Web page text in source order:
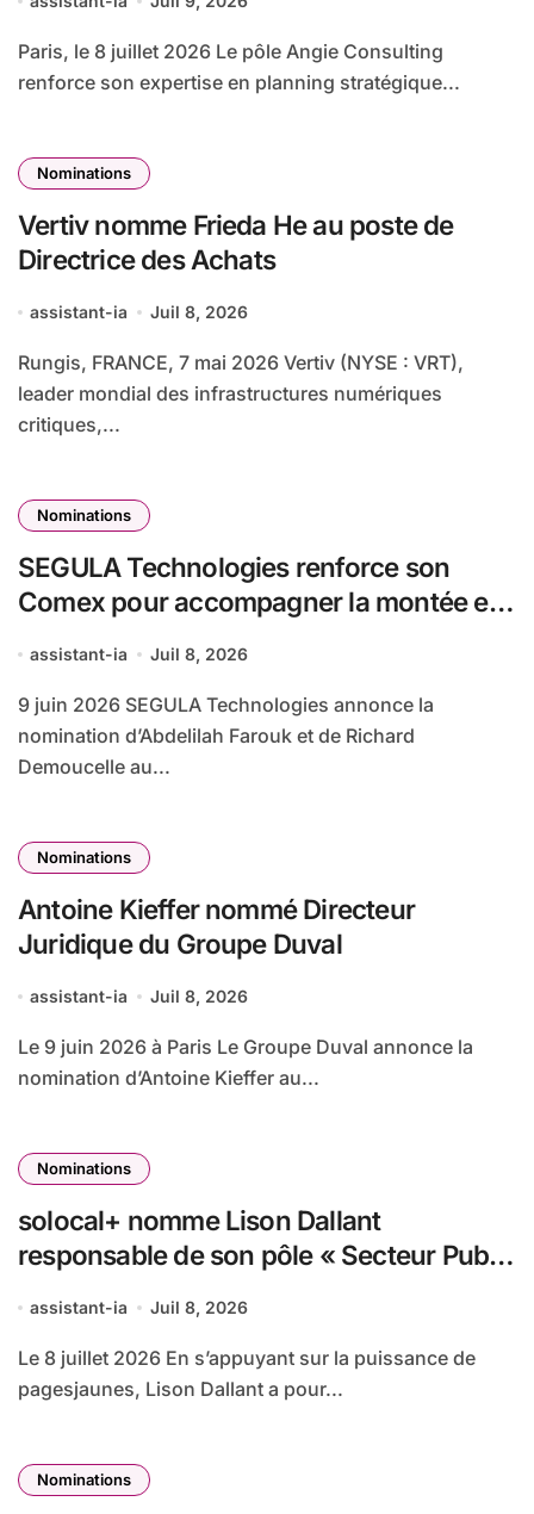
Paris, le 8 juillet 2026 Le pôle Angie Consulting
renforce son expertise en planning stratégique...
Nominations
Vertiv nomme Frieda He au poste de
Directrice des Achats
assistant-ia Juil 8, 2026
Rungis, FRANCE, 7 mai 2026 Vertiv (NYSE : VRT),
leader mondial des infrastructures numériques
critiques,...
Nominations
SEGULA Technologies renforce son
Comex pour accompagner la montée en
internationales et industrielles
assistant-ia Juil 8, 2026
9 juin 2026 SEGULA Technologies annonce la
nomination d’Abdelilah Farouk et de Richard
Demoucelle au...
Nominations
Antoine Kieffer nommé Directeur
Juridique du Groupe Duval
assistant-ia Juil 8, 2026
Le 9 juin 2026 à Paris Le Groupe Duval annonce la
nomination d’Antoine Kieffer au...
Nominations
solocal+ nomme Lison Dallant
responsable de son pôle « Secteur Public
assistant-ia Juil 8, 2026
Le 8 juillet 2026 En s’appuyant sur la puissance de
pagesjaunes, Lison Dallant a pour...
Nominations